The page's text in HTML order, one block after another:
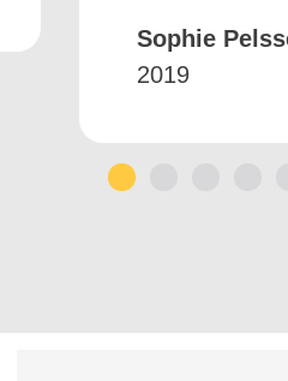
Sophie
2019